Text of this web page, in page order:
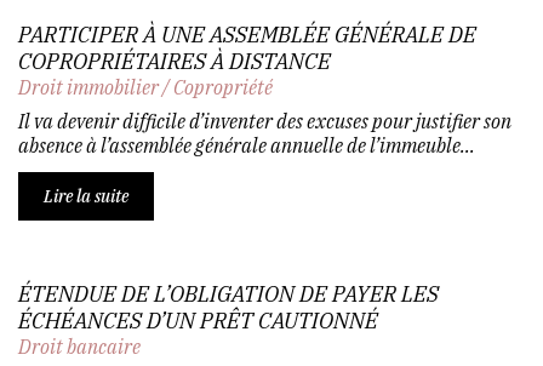
PARTICIPER À UNE ASSEMBLÉE GÉNÉRALE DE
COPROPRIÉTAIRES À DISTANCE
Droit immobilier/Copropriété
Il va devenir difficile d’inventer des excuses pour justifier son
absence à l’assemblée générale annuelle de l’immeuble...
Lire la suite
ÉTENDUE DE L’OBLIGATION DE PAYER LES
ÉCHÉANCES D’UN PRÊT CAUTIONNÉ
Droit bancaire